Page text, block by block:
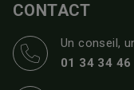
CONTACT
Un conseil,
01 34 34 46